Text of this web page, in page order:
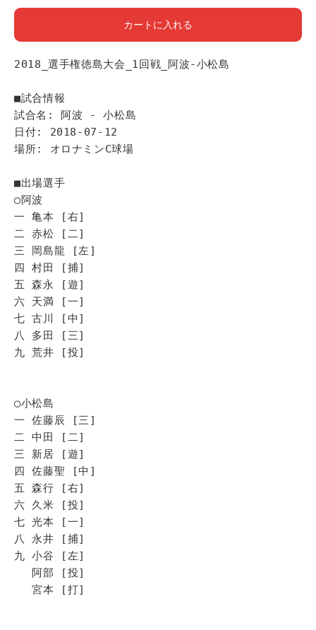
カートに入れる
2018_選手権徳島大会_1回戦_阿波-小松島
■試合情報
試合名: 阿波 - 小松島
日付: 2018-07-12
場所: オロナミンC球場
■出場選手
◯阿波
一 亀本 [右]
二 赤松 [二]
三 岡島龍 [左]
四 村田 [捕]
五 森永 [遊]
六 天満 [一]
七 古川 [中]
八 多田 [三]
九 荒井 [投]
◯小松島
一 佐藤辰 [三]
二 中田 [二]
三 新居 [遊]
四 佐藤聖 [中]
五 森行 [右]
六 久米 [投]
七 光本 [一]
八 永井 [捕]
九 小谷 [左]
阿部 [投]
宮本 [打]